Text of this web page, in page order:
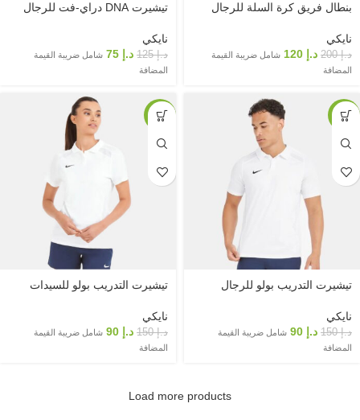
بنطال فريق كرة السلة للرجال
نايكي
د.إ200 د.إ
شامل ضريبة القيمة
المضافة
تيشيرت DNA دراي-فت للرجال
نايكي
د.إ125 د.إ
شامل ضريبة القيمة
المضافة
-40%
تيشيرت التدريب بولو للرجال
نايكي
د.إ150 د.إ
شامل ضريبة القيمة
المضافة
-40%
تيشيرت التدريب بولو للسيدات
نايكي
د.إ150 د.إ
شامل ضريبة القيمة
المضافة
Load more products